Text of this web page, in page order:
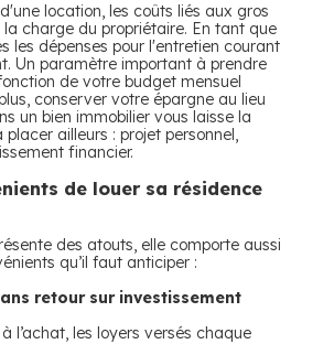
location, les coûts liés aux gros
charge du propriétaire. En tant que
les dépenses pour l'entretien courant
Un paramètre important à prendre
de votre budget mensuel
conserver votre épargne au lieu
un bien immobilier vous laisse la
placer ailleurs : projet personnel,
financier.
de louer sa résidence
des atouts, elle comporte aussi
qu’il faut anticiper :
retour sur investissement
l’achat, les loyers versés chaque